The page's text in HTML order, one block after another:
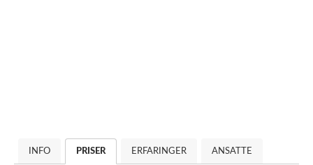
INFO PRISER ERFARINGER ANSATTE